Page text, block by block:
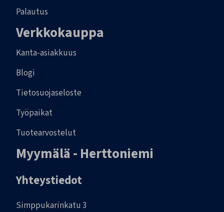
Palautus
Verkkokauppa
Kanta-asiakkuus
Blogi
Tietosuojaseloste
Työpaikat
Tuotearvostelut
Myymälä - Herttoniemi
Yhteystiedot
Simppukarinkatu 3